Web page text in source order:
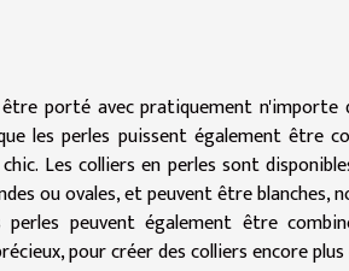
porté avec pratiquement n'importe
les perles puissent également être
Les colliers en perles sont
ou ovales, et peuvent être blanches,
peuvent également être
pour créer des colliers encore plus